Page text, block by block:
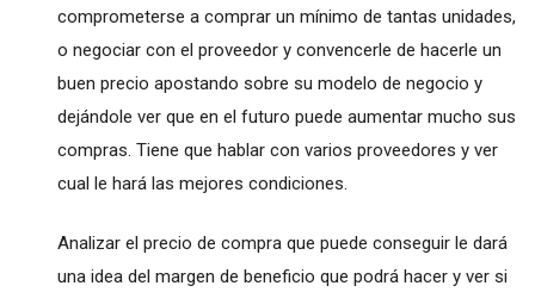
comprometerse a comprar un mínimo de tantas unidades,
o negociar con el proveedor y convencerle de hacerle un
buen precio apostando sobre su modelo de negocio y
dejándole ver que en el futuro puede aumentar mucho sus
compras. Tiene que hablar con varios proveedores y ver
cual le hará las mejores condiciones.
Analizar el precio de compra que puede conseguir le dará
una idea del margen de beneficio que podrá hacer y ver si